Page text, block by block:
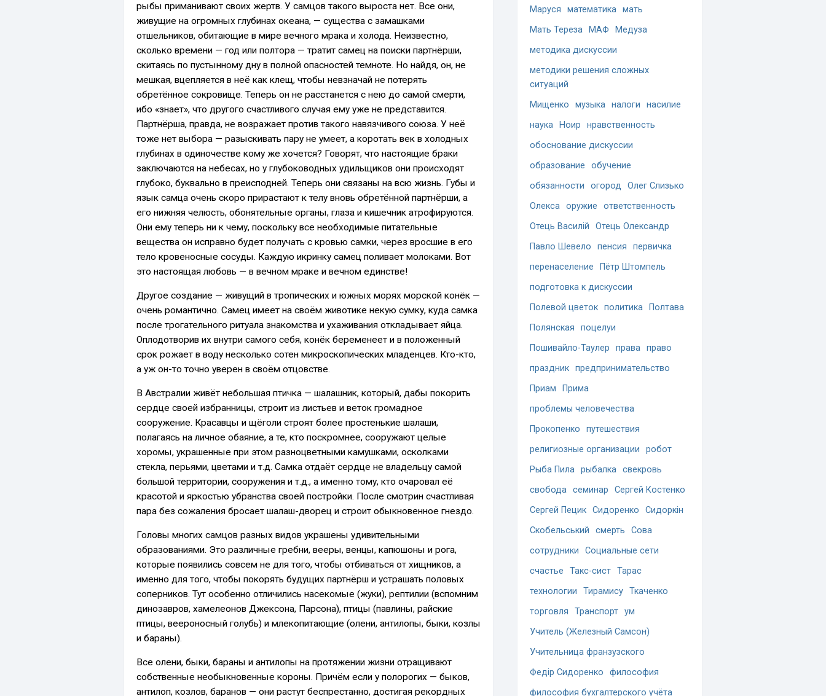
рыбы приманивают своих жертв. У самцов такого выроста нет. Все они,
живущие на огромных глубинах океана, — существа с замашками
отшельников, обитающие в мире вечного мрака и холода. Неизвестно,
сколько времени — год или полтора — тратит самец на поиски партнёрши,
скитаясь по пустынному дну в полной опасностей темноте. Но найдя, он, не
мешкая, вцепляется в неё как клещ, чтобы невзначай не потерять
обретённое сокровище. Теперь он не расстанется с нею до самой смерти,
ибо «знает», что другого счастливого случая ему уже не представится.
Партнёрша, правда, не возражает против такого навязчивого союза. У неё
тоже нет выбора — разыскивать пару не умеет, а коротать век в холодных
глубинах в одиночестве кому же хочется? Говорят, что настоящие браки
заключаются на небесах, но у глубоководных удильщиков они происходят
глубоко, буквально в преисподней. Теперь они связаны на всю жизнь. Губы и
язык самца очень скоро прирастают к телу вновь обретённой партнёрши, а
его нижняя челюсть, обонятельные органы, глаза и кишечник атрофируются.
Они ему теперь ни к чему, поскольку все необходимые питательные
вещества он исправно будет получать с кровью самки, через вросшие в его
тело кровеносные сосуды. Каждую икринку самец поливает молоками. Вот
это настоящая любовь — в вечном мраке и вечном единстве!
Другое создание — живущий в тропических и южных морях морской конёк —
очень романтично. Самец имеет на своём животике некую сумку, куда самка
после трогательного ритуала знакомства и ухаживания откладывает яйца.
Оплодотворив их внутри самого себя, конёк беременеет и в положенный
срок рожает в воду несколько сотен микроскопических младенцев. Кто-кто,
а уж он-то точно уверен в своём отцовстве.
В Австралии живёт небольшая птичка — шалашник, который, дабы покорить
сердце своей избранницы, строит из листьев и веток громадное
сооружение. Красавцы и щёголи строят более простенькие шалаши,
полагаясь на личное обаяние, а те, кто поскромнее, сооружают целые
хоромы, украшенные при этом разноцветными камушками, осколками
стекла, перьями, цветами и т.д. Самка отдаёт сердце не владельцу самой
большой территории, сооружения и т.д., а именно тому, кто очаровал её
красотой и яркостью убранства своей постройки. После смотрин счастливая
пара без сожаления бросает шалаш-дворец и строит обыкновенное гнездо.
Головы многих самцов разных видов украшены удивительными
образованиями. Это различные гребни, вееры, венцы, капюшоны и рога,
которые появились совсем не для того, чтобы отбиваться от хищников, а
именно для того, чтобы покорять будущих партнёрш и устрашать половых
соперников. Тут особенно отличились насекомые (жуки), рептилии (вспомним
динозавров, хамелеонов Джексона, Парсона), птицы (павлины, райские
птицы, веероносный голубь) и млекопитающие (олени, антилопы, быки, козлы
и бараны).
Все олени, быки, бараны и антилопы на протяжении жизни отращивают
собственные необыкновенные короны. Причём если у полорогих — быков,
антилоп, козлов, баранов — они растут беспрестанно, достигая рекордных
Маруся
математика мать
Мать Тереза
МАФ
Медуза
методика дискуссии
методики решения сложных
ситуаций
Мищенко
музыка налоги
насилие
наука
Ноир
нравственность
обоснование дискуссии
образование
обучение
обязанности
огород
Олег Слизько
Олекса оружие
ответственность
Отець Василій
Отець Олександр
Павло Шевело
пенсия
первичка
перенаселение
Пётр Штомпель
подготовка к дискуссии
Полевой цветок политика
Полтава
Полянская
поцелуи
Пошивайло-Таулер
права право
праздник предпринимательство
Приам
Прима
проблемы человечества
Прокопенко
путешествия
религиозные организации
робот
Рыба Пила рыбалка свекровь
свобода семинар
Сергей Костенко
Сергей Пецик Сидоренко
Сидоркін
Скобельський
смерть
Сова
сотрудники
Социальные сети
счастье
Такс-сист Тарас
технологии
Тирамису Ткаченко
торговля
Транспорт ум
Учитель (Железный Самсон)
Учительница франзузского
Федір Сидоренко
философия
философия бухгалтерского учёта